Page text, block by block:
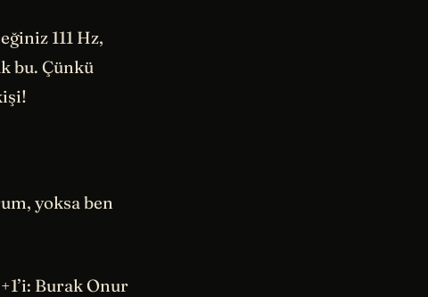
111 Hz,
bu. Çünkü
yoksa ben
Burak Onur